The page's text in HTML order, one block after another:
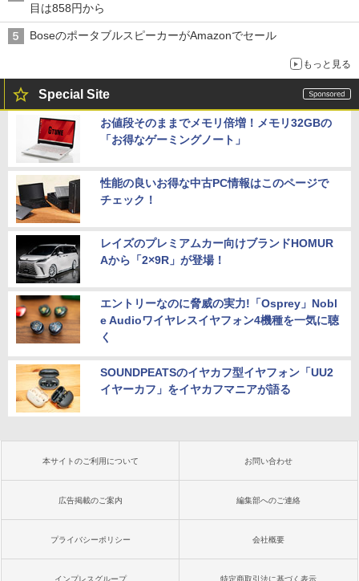
目は858円から
BoseのポータブルスピーカーがAmazonでセール
もっと見る
Special Site
お値段そのままでメモリ倍増！メモリ32GBの
「お得なゲーミングノート」
性能の良いお得な中古PC情報はこのページで
チェック！
レイズのプレミアムカー向けブランドHOMUR
Aから「2×9R」が登場！
エントリーなのに脅威の実力!「Osprey」Nobl
e Audioワイヤレスイヤフォン4機種を一気に聴
く
SOUNDPEATSのイヤカフ型イヤフォン「UU2
イヤーカフ」をイヤカフマニアが語る
本サイトのご利用について お問い合わせ
広告掲載のご案内 編集部へのご連絡
プライバシーポリシー 会社概要
インプレスグループ 特定商取引法に基づく表示